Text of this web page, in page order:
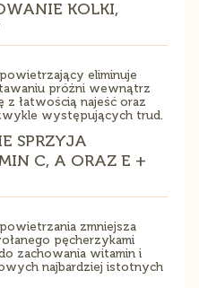
KOLKI,
eliminuje
próżni wewnątrz
z łatwością najeść oraz
występujących trud.
SPRZYJA
C, A ORAZ E +
zmniejsza
pęcherzykami
zachowania witamin i
najbardziej istotnych